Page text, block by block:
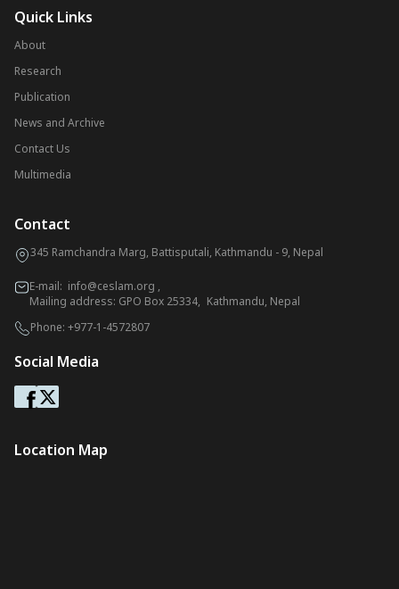
Quick Links
About
Research
Publication
News and Archive
Contact Us
Multimedia
Contact
345 Ramchandra Marg, Battisputali, Kathmandu - 9, Nepal
E-mail: info@ceslam.org ,
Mailing address: GPO Box 25334, Kathmandu, Nepal
Phone: +977-1-4572807
Social Media
Location Map